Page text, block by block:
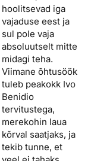
hoolitsevad iga
vajaduse eest ja
sul pole vaja
absoluutselt mitte
midagi teha.
Viimane õhtusöök
tuleb peakokk Ivo
Benidio
tervitustega,
merekohin laua
kõrval saatjaks, ja
tekib tunne, et